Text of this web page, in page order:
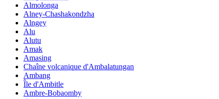
Almolonga
Alney-Chashakondzha
Alngey
Alu
Alutu
Amak
Amasing
Chaîne volcanique d'Ambalatungan
Ambang
Île d'Ambitle
Ambre-Bobaomby